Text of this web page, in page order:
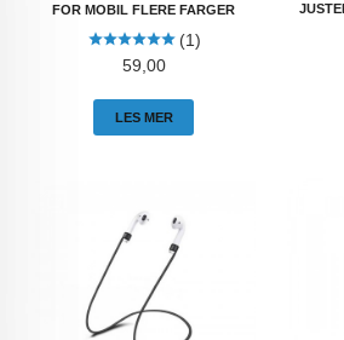
FOR MOBIL FLERE FARGER
(1)
Pris
59,00
LES MER